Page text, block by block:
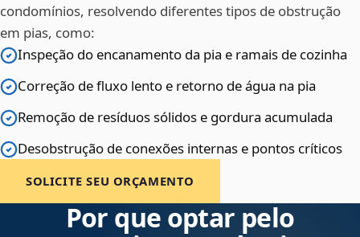
condomínios, resolvendo diferentes tipos de obstrução
em pias, como:
Inspeção do encanamento da pia e ramais de cozinha
Correção de fluxo lento e retorno de água na pia
Remoção de resíduos sólidos e gordura acumulada
Desobstrução de conexões internas e pontos críticos
SOLICITE SEU ORÇAMENTO
Por que optar pelo